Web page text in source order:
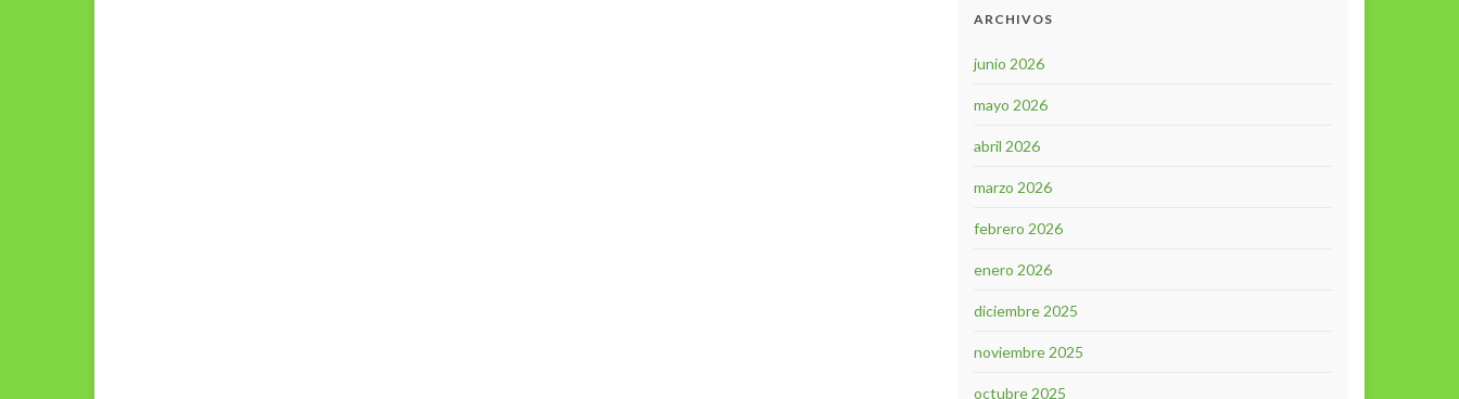
ARCHIVOS
junio 2026
mayo 2026
abril 2026
marzo 2026
febrero 2026
enero 2026
diciembre 2025
noviembre 2025
octubre 2025